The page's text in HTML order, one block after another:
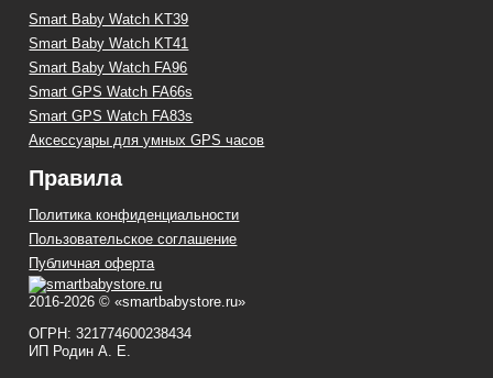
Smart Baby Watch KT39
Smart Baby Watch KT41
Smart Baby Watch FA96
Smart GPS Watch FA66s
Smart GPS Watch FA83s
Аксессуары для умных GPS часов
Правила
Политика конфиденциальности
Пользовательское соглашение
Публичная оферта
2016-2026 © «smartbabystore.ru»
ОГРН: 321774600238434
ИП Родин А. Е.